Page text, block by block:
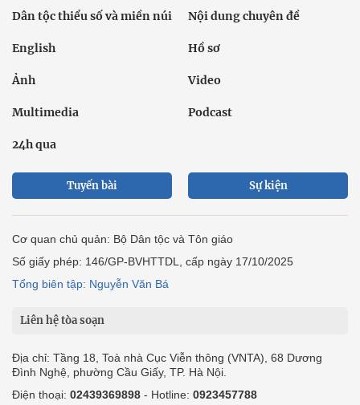
Dân tộc thiểu số và miền núi Nội dung chuyên đề
English Hồ sơ
Ảnh Video
Multimedia Podcast
24h qua
Tuyến bài Sự kiện
Cơ quan chủ quản: Bộ Dân tộc và Tôn giáo
Số giấy phép: 146/GP-BVHTTDL, cấp ngày 17/10/2025
Tổng biên tập: Nguyễn Văn Bá
Liên hệ tòa soạn
Địa chỉ: Tầng 18, Toà nhà Cục Viễn thông (VNTA), 68 Dương
Đình Nghệ, phường Cầu Giấy, TP. Hà Nội.
Điện thoại: 02439369898 - Hotline: 0923457788